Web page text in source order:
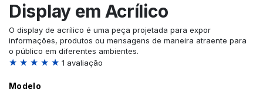
Display em Acrílico
O display de acrílico é uma peça projetada para expor
informações, produtos ou mensagens de maneira atraente para
o público em diferentes ambientes.
★ ★ ★ ★ ★ 1 avaliação
Modelo